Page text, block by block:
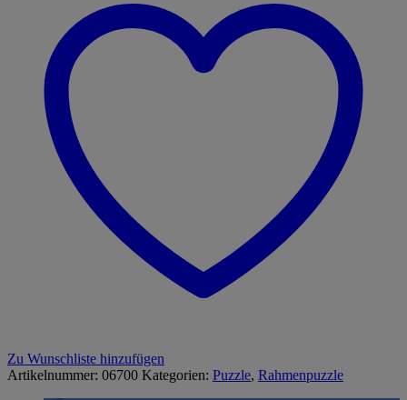
Zu Wunschliste hinzufügen
Artikelnummer: 06700 Kategorien: Puzzle, Rahmenpuzzle